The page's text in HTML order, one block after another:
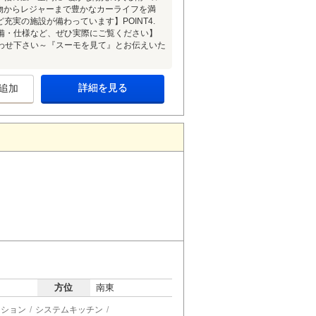
らレジャーまで豊かなカーライフを満
実の施設が備わっています】POINT4.
仕様など、ぜひ実際にご覧ください】
い～『スーモを見て』とお伝えいた
加 詳細を見る
方位 南東
ョン システムキッチン